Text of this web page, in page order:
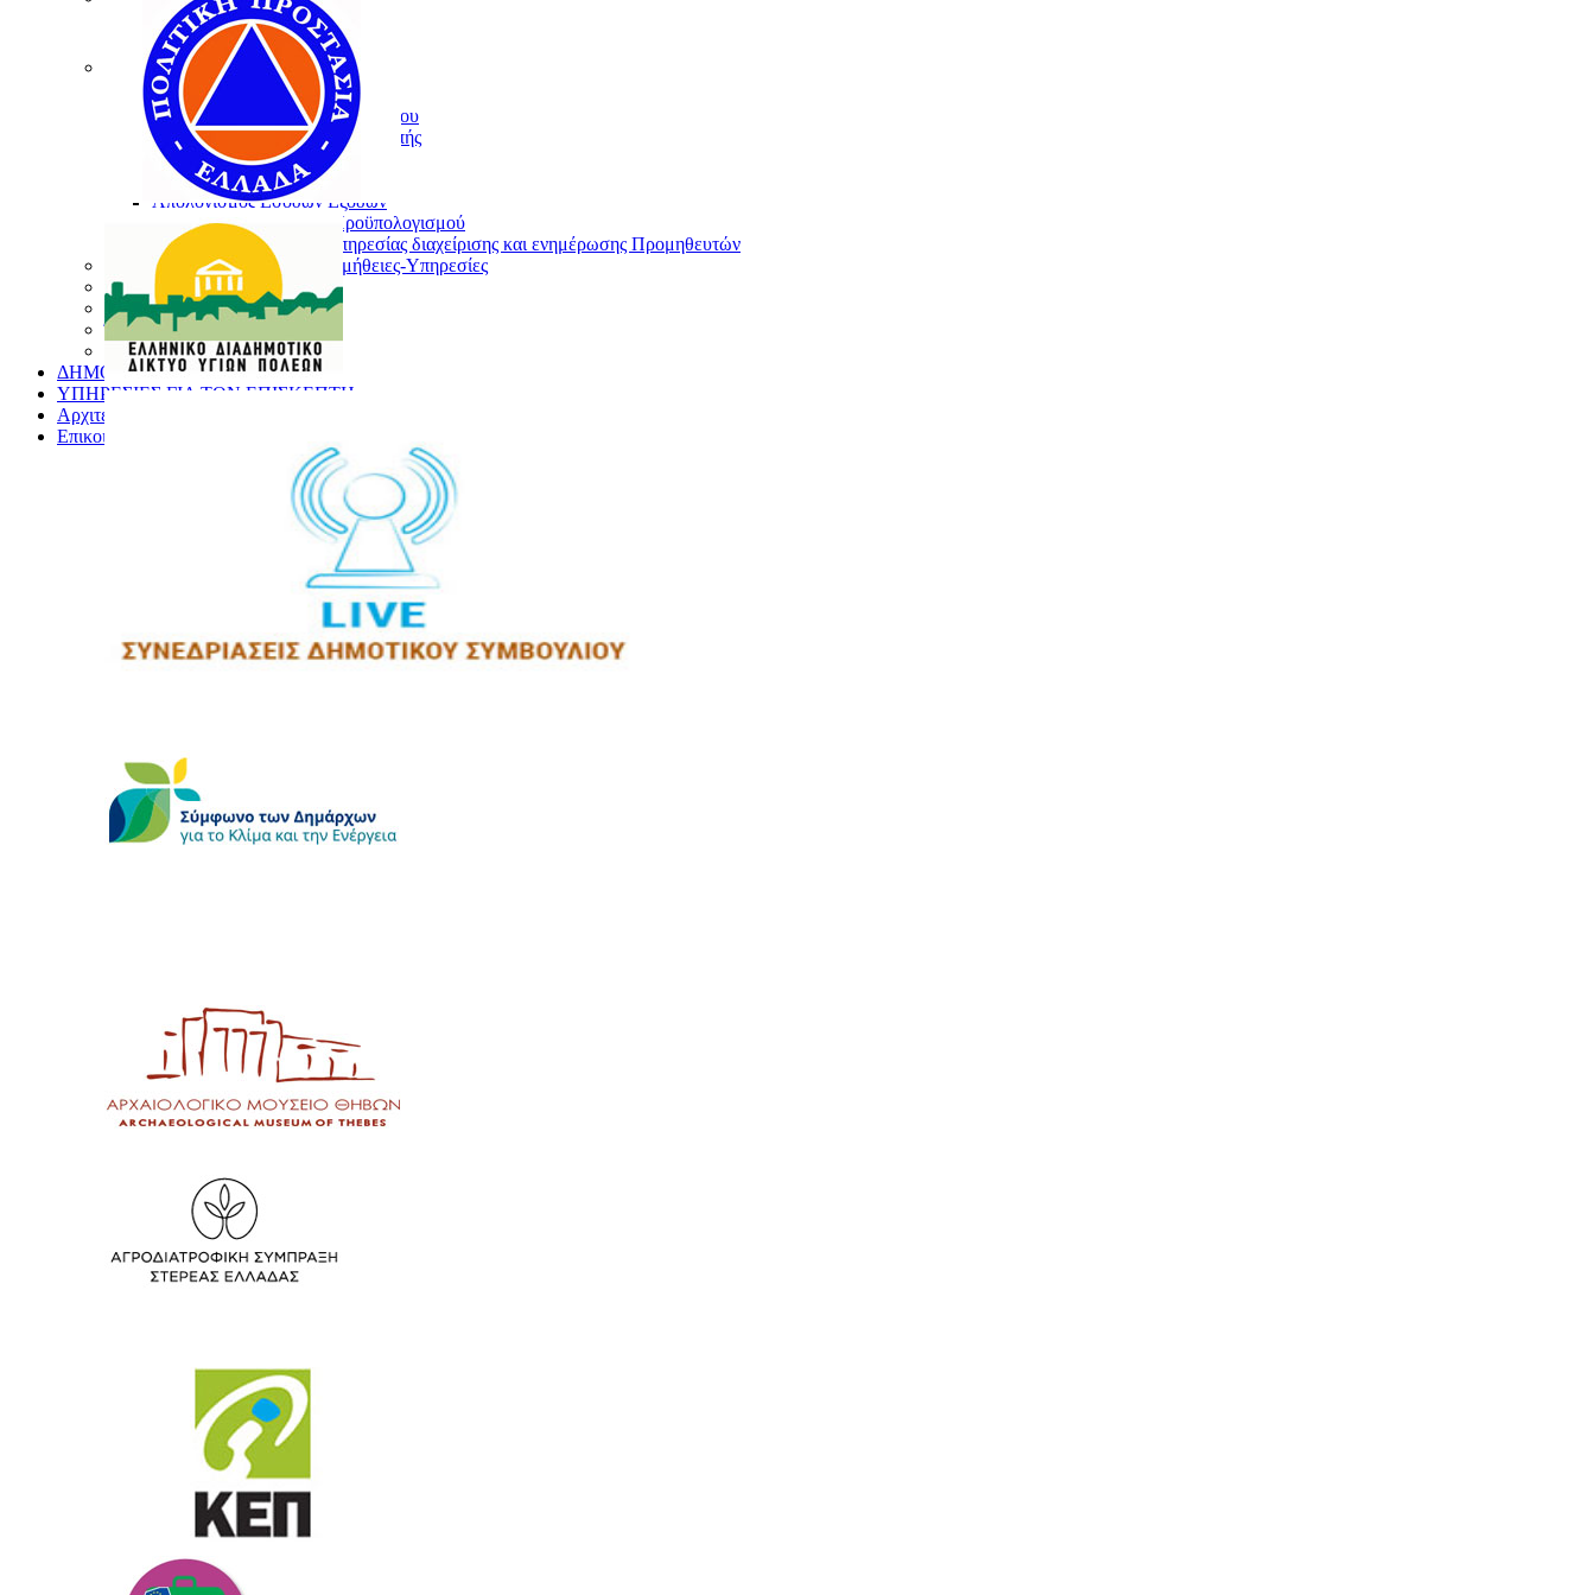
Τα Νέα του Δήμου
Τα νέα των Συλλόγων
Διαφάνεια στο Δήμο
Αποφάσεις Δημάρχου
Αποφάσεις Δημοτικού Συμβουλίου
Αποφάσεις Οικονομικής Επιτροπής
Αποφάσεις Ποιότητας Ζωής
Διαύγεια
Απολογισμός Εσόδων Εξόδων
Δημοσίευση Στοιχείων Προϋπολογισμού
Σύστημα διαδικτυακής υπηρεσίας διαχείρισης και ενημέρωσης Προμηθευτών
Προκηρύξεις-Διακηρύξεις-Προμήθειες-Υπηρεσίες
Προσλήψεις προσωπικού
Αγγελίες Ευρέσεως Εργασίας
Έργα Δήμου Θηβαίων
Υιοθεσία Ζώων
ΔΗΜΟΣΙΑ ΔΙΑΒΟΥΛΕΥΣΗ
ΥΠΗΡΕΣΙΕΣ ΓΙΑ ΤΟΝ ΕΠΙΣΚΕΠΤΗ
Αρχιτεκτονικός Διαγωνισμός
Επικοινωνία